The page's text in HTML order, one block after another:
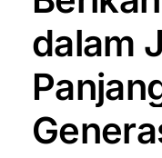
dalam